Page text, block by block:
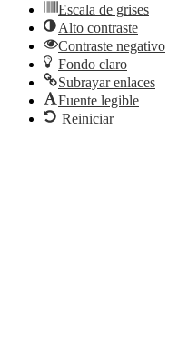
Escala de grises
Alto contraste
Contraste negativo
Fondo claro
Subrayar enlaces
Fuente legible
Reiniciar